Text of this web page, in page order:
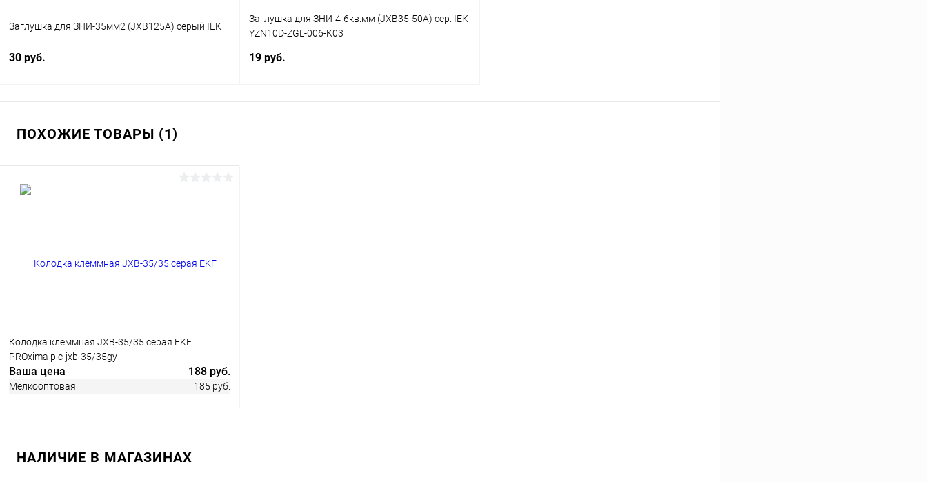
Заглушка для ЗНИ-35мм2 (JXB125A) серый IEK
30 руб.
В корзину
В избранное
Заглушка для ЗНИ-4-6кв.мм (JXB35-50А) сер. IEK
YZN10D-ZGL-006-K03
19 руб.
ПОХОЖИЕ ТОВАРЫ (1)
Колодка клеммная JXB-35/35 серая EKF
PROxima plc-jxb-35/35gy
Ваша цена 188 руб.
Мелкооптовая 185 руб.
В корзину
НАЛИЧИЕ В МАГАЗИНАХ